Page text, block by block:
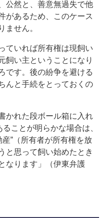
公然と、善意無過失で他
があるため、このケース
ません。
ていれば所有権は現飼い
飼い主ということになり
です。後の紛争を避ける
んと手続をとっておくの
かれた段ボール箱に入れ
ことが明らかな場合は、
”（所有者が所有権を放
と思って飼い始めたとき
なります」（伊東弁護